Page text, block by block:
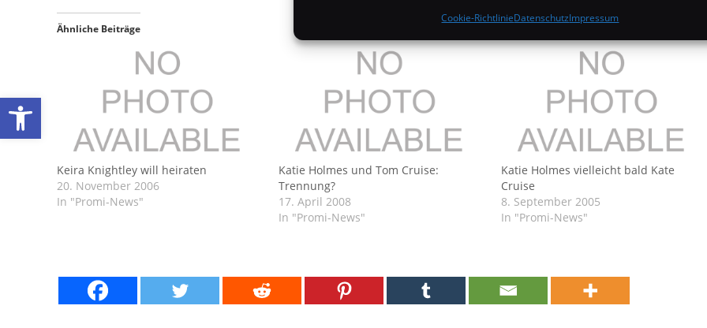
Werkzeugleiste öffnen
Cookie-RichtlinieDatenschutzImpressum
Ähnliche Beiträge
Keira Knightley will heiraten
20. November 2006
In "Promi-News"
Katie Holmes und Tom Cruise:
Trennung?
17. April 2008
In "Promi-News"
Katie Holmes vielleicht bald Kate
Cruise
8. September 2005
In "Promi-News"